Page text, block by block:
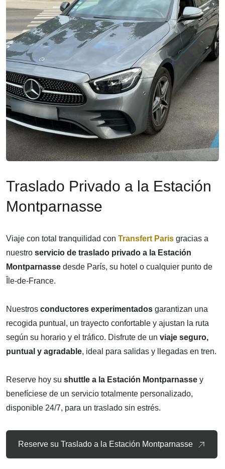
Traslado Privado a la Estación
Montparnasse
Viaje con total tranquilidad con Transfert Paris gracias a
nuestro servicio de traslado privado a la Estación
Montparnasse desde París, su hotel o cualquier punto de
Île-de-France.
Nuestros conductores experimentados garantizan una
recogida puntual, un trayecto confortable y ajustan la ruta
según su horario y el tráfico. Disfrute de un viaje seguro,
puntual y agradable, ideal para salidas y llegadas en tren.
Reserve hoy su shuttle a la Estación Montparnasse y
benefíciese de un servicio totalmente personalizado,
disponible 24/7, para un traslado sin estrés.
Reserve su Traslado a la Estación Montparnasse